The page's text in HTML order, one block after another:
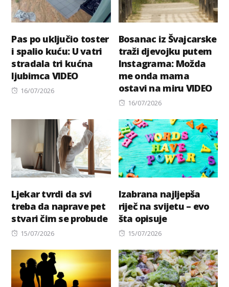
Pas po uključio toster
i spalio kuću: U vatri
stradala tri kućna
ljubimca VIDEO
Posted
16/07/2026
Bosanac iz Švajcarske
traži djevojku putem
Instagrama: Možda
me onda mama
ostavi na miru VIDEO
Posted
16/07/2026
Ljekar tvrdi da svi
treba da naprave pet
stvari čim se probude
Posted
15/07/2026
Izabrana najljepša
riječ na svijetu – evo
šta opisuje
Posted
15/07/2026